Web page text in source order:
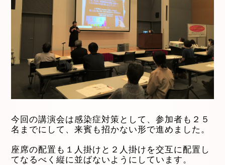
今回の講演会は感染症対策として、参加者も２５
名までにして、来賓も招かない形で進めました。
座席の配置も１人掛けと２人掛けを交互に配置し
てなるべく縦に並ばないようにしています。